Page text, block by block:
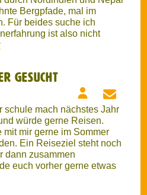
mir gerne im Sommer
Ein Reiseziel steht noch
zusammen
vorher gerne etwas
Mittelasien oder
würde gern nächstes